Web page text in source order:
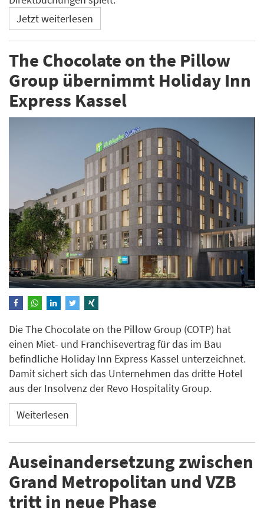
Jetzt weiterlesen
The Chocolate on the Pillow
Group übernimmt Holiday Inn
Express Kassel
Die The Chocolate on the Pillow Group (COTP) hat
einen Miet- und Franchisevertrag für das im Bau
befindliche Holiday Inn Express Kassel unterzeichnet.
Damit sichert sich das Unternehmen das dritte Hotel
aus der Insolvenz der Revo Hospitality Group.
Weiterlesen
Auseinandersetzung zwischen
Grand Metropolitan und VZB
tritt in neue Phase